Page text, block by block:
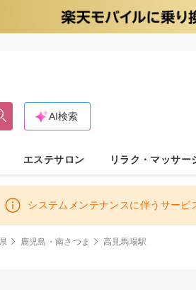
AI検索
エステサロン リラク・マッサー
システムメンテナンスに伴うサー
鹿児島・南さつま 高見馬場駅